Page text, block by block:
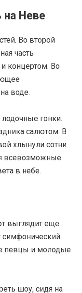
на Неве
Во второй
часть
концертом. Во
воде.
лодочные гонки.
салютом. В
хлынули сотни
всевозможные
в небе.
выглядит еще
симфонический
певцы и молодые
шоу, сидя на